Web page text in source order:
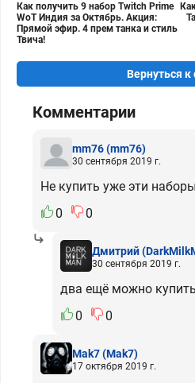
Как получить 9 набор Twitch Prime
WoT Индия за Октябрь. Акция:
Прямой эфир. 4 прем танка и стиль
Твича!
Вернуться к
Комментарии
mm76(mm76)
30 сентября 2019 г.
Не купить уже эти
0
0
Дмитрий
30 сентября 2019 г.
два ещё можно купить
0
0
Mak7(Mak7)
17 октября 2019 г.